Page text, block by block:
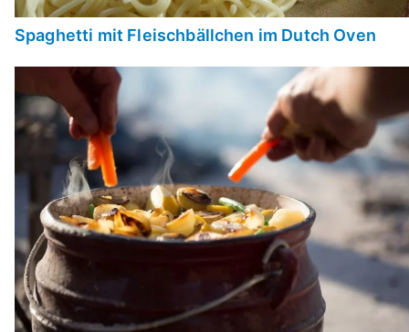
Spaghetti mit Fleischbällchen im Dutch Oven